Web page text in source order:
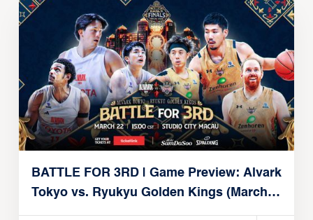
BATTLE FOR 3RD | Game Preview: Alvark
Tokyo vs. Ryukyu Golden Kings (March
22, 2026)